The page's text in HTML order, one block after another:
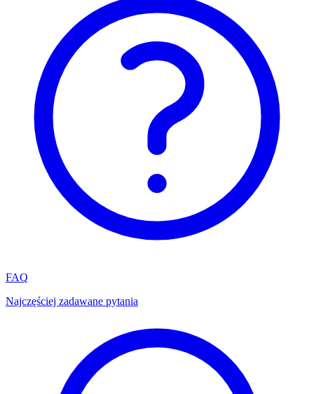
FAQ
Najczęściej zadawane pytania